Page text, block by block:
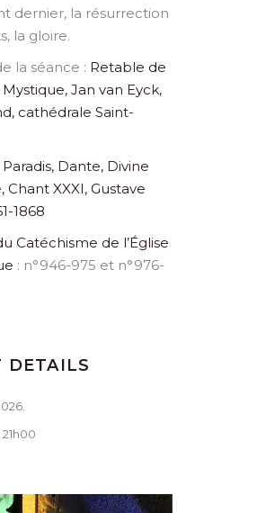
dernier, la résurrection
la gloire.
la séance : Retable de
Mystique, Jan van Eyck,
cathédrale Saint-
Dante, Divine
Chant XXXI, Gustave
1868
Catéchisme de l’Église
: n°946-975 et n°976-
DETAILS